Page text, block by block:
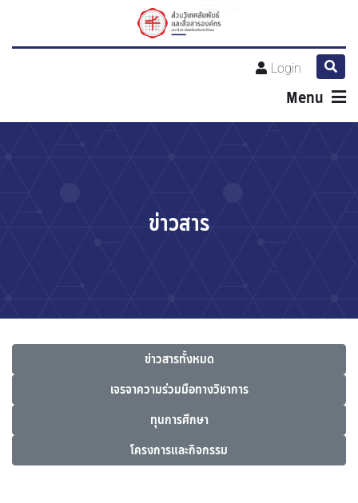
Login
Menu
ข่าวสาร
ข่าวสารทั้งหมด
เจรจาความร่วมมือทางวิชาการ
ทุนการศึกษา
โครงการและกิจกรรม
Thai